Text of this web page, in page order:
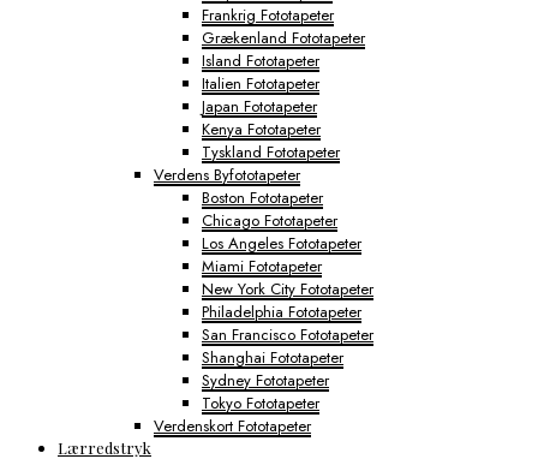
Frankrig Fototapeter
Grækenland Fototapeter
Island Fototapeter
Italien Fototapeter
Japan Fototapeter
Kenya Fototapeter
Tyskland Fototapeter
Verdens Byfototapeter
Boston Fototapeter
Chicago Fototapeter
Los Angeles Fototapeter
Miami Fototapeter
New York City Fototapeter
Philadelphia Fototapeter
San Francisco Fototapeter
Shanghai Fototapeter
Sydney Fototapeter
Tokyo Fototapeter
Verdenskort Fototapeter
Lærredstryk